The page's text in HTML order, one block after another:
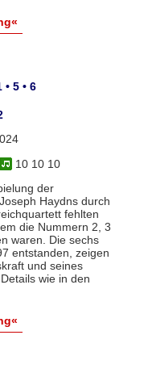
5 • 6
10 10 10
der
Haydns durch
fehlten
die Nummern 2, 3
waren. Die sechs
entstanden, zeigen
und seines
wie in den